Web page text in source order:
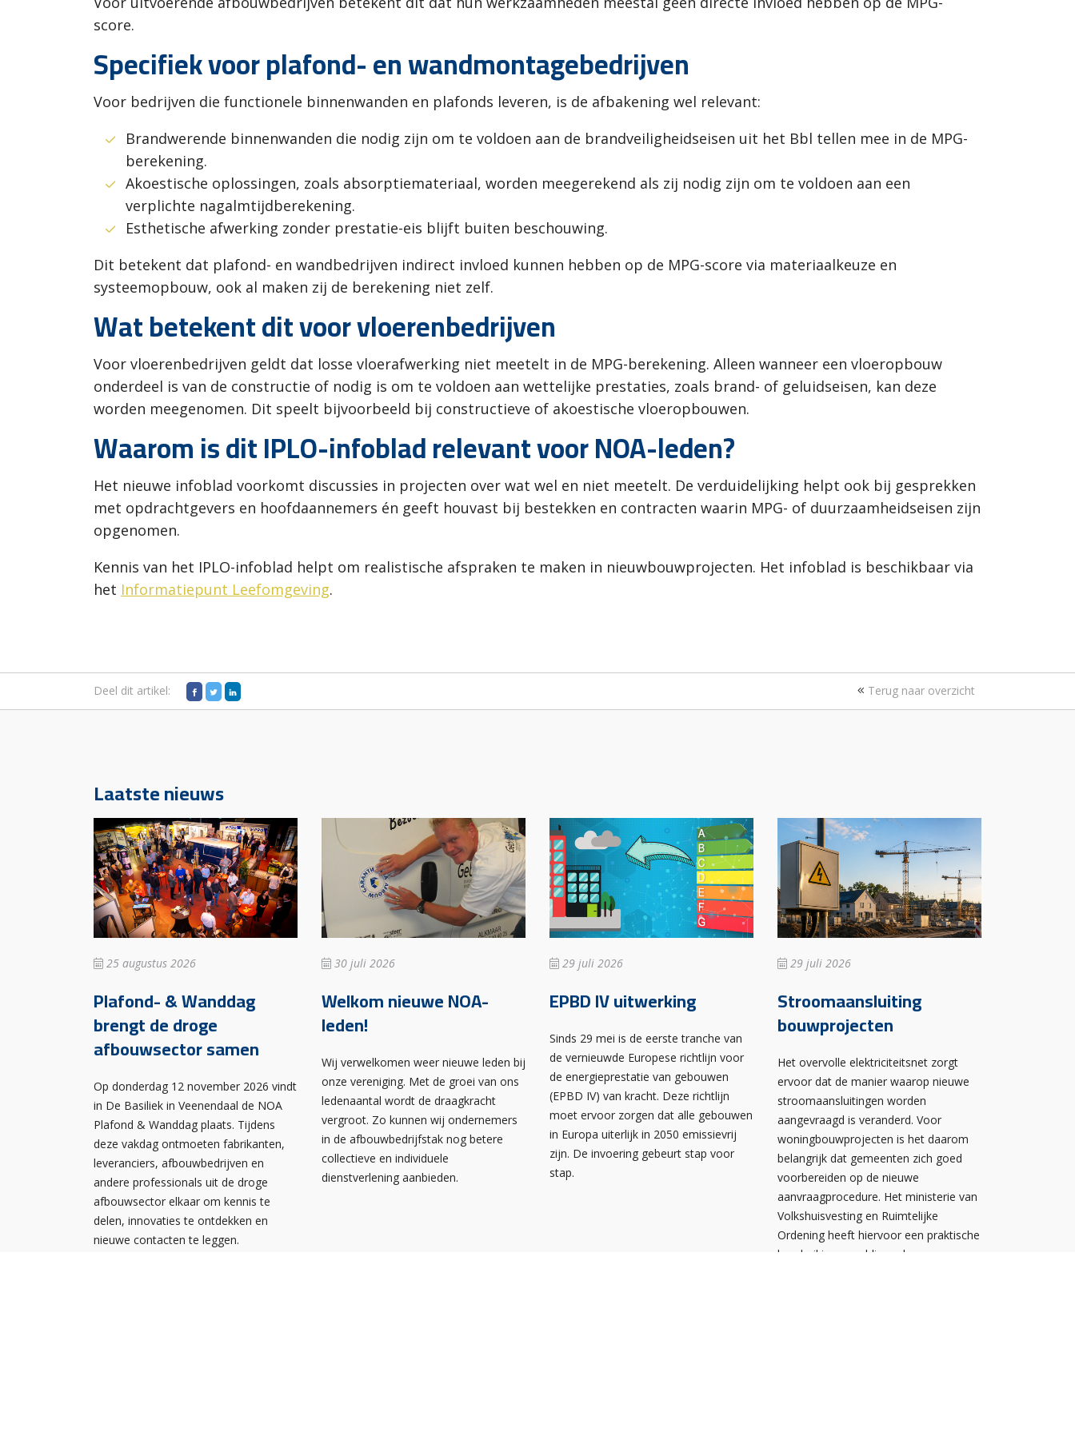
score.
Specifiek voor plafond- en wandmontagebedrijven
Voor bedrijven die functionele binnenwanden en plafonds leveren, is de afbakening wel relevant:
Brandwerende binnenwanden die nodig zijn om te voldoen aan de brandveiligheidseisen uit het Bbl tellen mee in de MPG-
berekening.
Akoestische oplossingen, zoals absorptiemateriaal, worden meegerekend als zij nodig zijn om te voldoen aan een
verplichte nagalmtijdberekening.
Esthetische afwerking zonder prestatie-eis blijft buiten beschouwing.
Dit betekent dat plafond- en wandbedrijven indirect invloed kunnen hebben op de MPG-score via materiaalkeuze en
systeemopbouw, ook al maken zij de berekening niet zelf.
Wat betekent dit voor vloerenbedrijven
Voor vloerenbedrijven geldt dat losse vloerafwerking niet meetelt in de MPG-berekening. Alleen wanneer een vloeropbouw
onderdeel is van de constructie of nodig is om te voldoen aan wettelijke prestaties, zoals brand- of geluidseisen, kan deze
worden meegenomen. Dit speelt bijvoorbeeld bij constructieve of akoestische vloeropbouwen.
Waarom is dit IPLO-infoblad relevant voor NOA-leden?
Het nieuwe infoblad voorkomt discussies in projecten over wat wel en niet meetelt. De verduidelijking helpt ook bij gesprekken
met opdrachtgevers en hoofdaannemers én geeft houvast bij bestekken en contracten waarin MPG- of duurzaamheidseisen zijn
opgenomen.
Kennis van het IPLO-infoblad helpt om realistische afspraken te maken in nieuwbouwprojecten. Het infoblad is beschikbaar via
het Informatiepunt Leefomgeving.
Deel dit artikel: Terug naar overzicht
Laatste nieuws
25 augustus 2026
Plafond- & Wanddag
brengt de droge
afbouwsector samen
Op donderdag 12 november 2026 vindt
in De Basiliek in Veenendaal de NOA
Plafond & Wanddag plaats. Tijdens
deze vakdag ontmoeten fabrikanten,
leveranciers, afbouwbedrijven en
andere professionals uit de droge
afbouwsector elkaar om kennis te
delen, innovaties te ontdekken en
nieuwe contacten te leggen.
30 juli 2026
Welkom nieuwe NOA-
leden!
Wij verwelkomen weer nieuwe leden bij
onze vereniging. Met de groei van ons
ledenaantal wordt de draagkracht
vergroot. Zo kunnen wij ondernemers
in de afbouwbedrijfstak nog betere
collectieve en individuele
dienstverlening aanbieden.
29 juli 2026
EPBD IV uitwerking
Sinds 29 mei is de eerste tranche van
de vernieuwde Europese richtlijn voor
de energieprestatie van gebouwen
(EPBD IV) van kracht. Deze richtlijn
moet ervoor zorgen dat alle gebouwen
in Europa uiterlijk in 2050 emissievrij
zijn. De invoering gebeurt stap voor
stap.
29 juli 2026
Stroomaansluiting
bouwprojecten
Het overvolle elektriciteitsnet zorgt
ervoor dat de manier waarop nieuwe
stroomaansluitingen worden
aangevraagd is veranderd. Voor
woningbouwprojecten is het daarom
belangrijk dat gemeenten zich goed
voorbereiden op de nieuwe
aanvraagprocedure. Het ministerie van
Volkshuisvesting en Ruimtelijke
Ordening heeft hiervoor een praktische
handreiking gepubliceerd.